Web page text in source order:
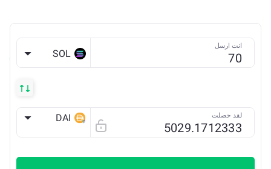
انت ارسل
SOL
لقد حصلت DAI